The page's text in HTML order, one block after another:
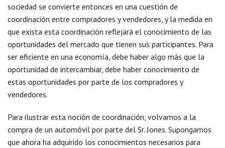
sociedad se convierte entonces en una cuestión de
coordinación entre compradores y vendedores, y la medida en
que exista esta coordinación reflejará el conocimiento de las
oportunidades del mercado que tienen sus participantes. Para
ser eficiente en una economía, debe haber algo más que la
oportunidad de intercambiar, debe haber conocimiento de
estas oportunidades por parte de los compradores y
vendedores.
Para ilustrar esta noción de coordinación, volvamos a la
compra de un automóvil por parte del Sr. Jones. Supongamos
que ahora ha adquirido los conocimientos necesarios para